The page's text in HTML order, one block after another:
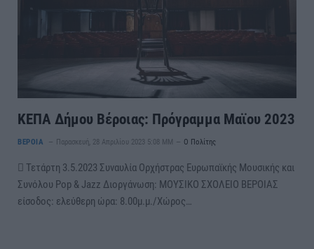
ΚΕΠΑ Δήμου Βέροιας: Πρόγραμμα Mαϊου 2023
ΒΕΡΟΙΑ Παρασκευή, 28 Απριλίου 2023 5:08 ΜΜ Ο Πολίτης
 Τετάρτη 3.5.2023 Συναυλία Ορχήστρας Ευρωπαϊκής Μουσικής και
Συνόλου Pop & Jazz Διοργάνωση: ΜΟΥΣΙΚΟ ΣΧΟΛΕΙΟ ΒΕΡΟΙΑΣ
είσοδος: ελεύθερη ώρα: 8.00μ.μ./Χώρος…